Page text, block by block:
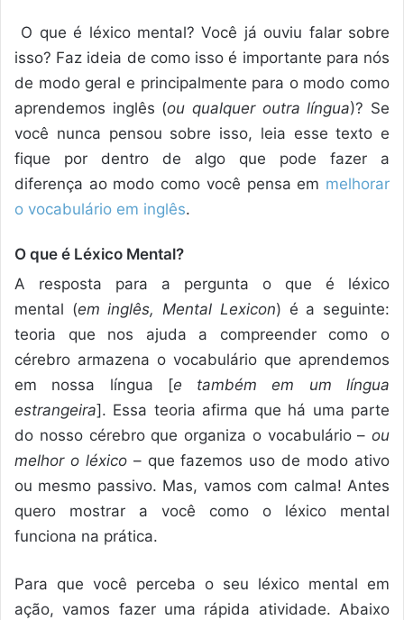
O que é léxico mental? Você já ouviu falar sobre
isso? Faz ideia de como isso é importante para nós
de modo geral e principalmente para o modo como
aprendemos inglês (ou qualquer outra língua)? Se
você nunca pensou sobre isso, leia esse texto e
fique por dentro de algo que pode fazer a
diferença ao modo como você pensa em melhorar
o vocabulário em inglês.
O que é Léxico Mental?
A resposta para a pergunta o que é léxico
mental (em inglês, Mental Lexicon) é a seguinte:
teoria que nos ajuda a compreender como o
cérebro armazena o vocabulário que aprendemos
em nossa língua [e
também em um língua
estrangeira]. Essa teoria afirma que há uma parte
do nosso cérebro que organiza o vocabulário – ou
melhor o léxico– que fazemos uso de modo ativo
ou mesmo passivo. Mas, vamos com calma! Antes
quero mostrar a você como o léxico mental
funciona na prática.
Para que você perceba o seu léxico mental em
ação, vamos fazer uma rápida atividade. Abaixo